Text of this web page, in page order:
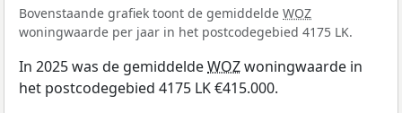
Bovenstaande grafiek toont de gemiddelde WOZ
woningwaarde per jaar in het postcodegebied 4175 LK.
In 2025 was de gemiddeldeWOZwoningwaarde in
het postcodegebied 4175 LK €415.000.